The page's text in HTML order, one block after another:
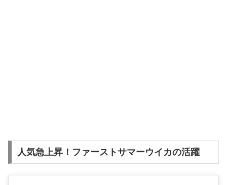
人気急上昇！ファーストサマーウイカの活躍